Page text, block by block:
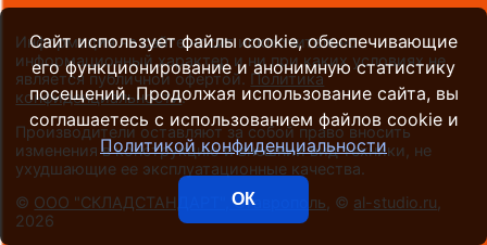
Информация на сайте носит исключительно
информационный характер и ни при каких условиях не
является публичной офертой. Политика
конфиденциальности.
Производители оставляют за собой право вносить
изменения в конструкцию и внешний вид техники, не
ухудшающие ее эксплуатационные качества.
© ООО "СКЛАДСТАНДАРТ", Ставрополь , © al-studio.ru
2026
Сайт использует файлы cookie, обеспечивающие
его функционирование и анонимную статистику
посещений. Продолжая использование сайта, вы
соглашаетесь с использованием файлов cookie и
Политикой конфиденциальности
ОК